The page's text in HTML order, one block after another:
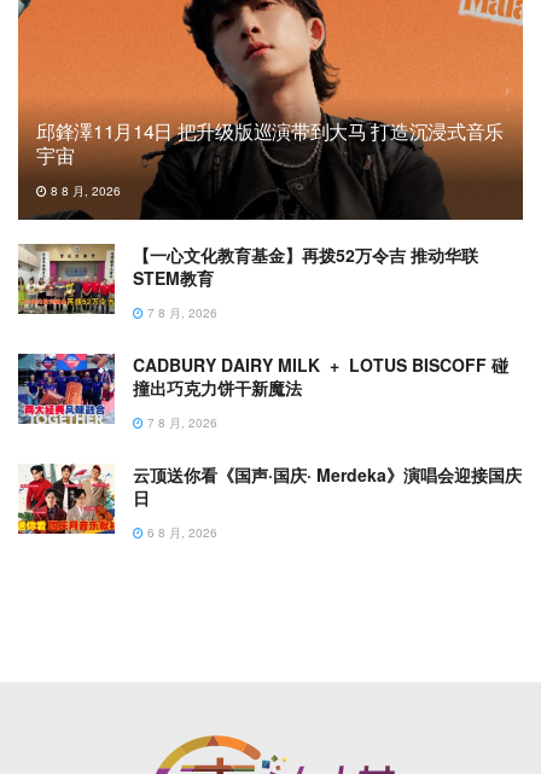
邱鋒澤11月14日 把升级版巡演带到大马 打造沉浸式音乐
宇宙
8 8 月, 2026
【一心文化教育基金】再拨52万令吉 推动华联
STEM教育
7 8 月, 2026
CADBURY DAIRY MILK + LOTUS BISCOFF 碰
撞出巧克力饼干新魔法
7 8 月, 2026
云顶送你看《国声·国庆· Merdeka》演唱会迎接国庆
日
6 8 月, 2026